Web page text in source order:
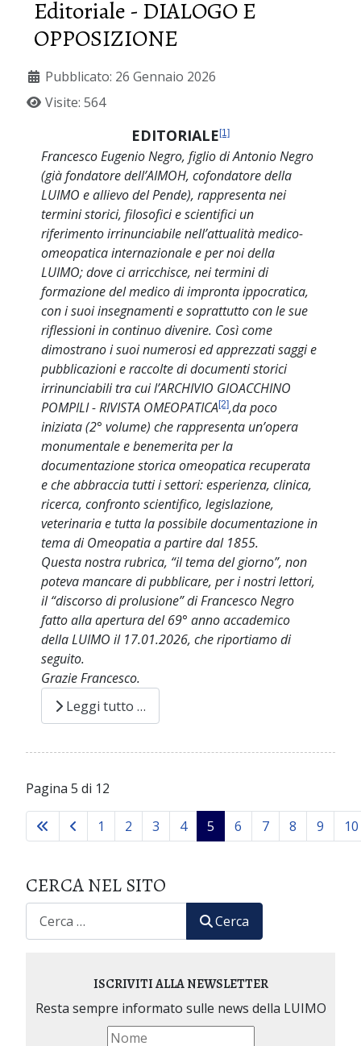
Editoriale - DIALOGO E
OPPOSIZIONE
Pubblicato: 26 Gennaio 2026
Visite: 564
EDITORIALE [1]
Francesco Eugenio Negro, figlio di Antonio Negro
(già fondatore dell’AIMOH, cofondatore della
LUIMO e allievo del Pende), rappresenta nei
termini storici, filosofici e scientifici un
riferimento irrinunciabile nell’attualità medico-
omeopatica internazionale e per noi della
LUIMO; dove ci arricchisce, nei termini di
formazione del medico di impronta ippocratica,
con i suoi insegnamenti e soprattutto con le sue
riflessioni in continuo divenire. Così come
dimostrano i suoi numerosi ed apprezzati saggi e
pubblicazioni e raccolte di documenti storici
irrinunciabili tra cui l’ARCHIVIO GIOACCHINO
POMPILI - RIVISTA OMEOPATICA[2],da poco
iniziata (2° volume) che rappresenta un’opera
monumentale e benemerita per la
documentazione storica omeopatica recuperata
e che abbraccia tutti i settori: esperienza, clinica,
ricerca, confronto scientifico, legislazione,
veterinaria e tutta la possibile documentazione in
tema di Omeopatia a partire dal 1855.
Questa nostra rubrica, “il tema del giorno”, non
poteva mancare di pubblicare, per i nostri lettori,
il “discorso di prolusione” di Francesco Negro
fatto alla apertura del 69° anno accademico
della LUIMO il 17.01.2026, che riportiamo di
seguito.
Grazie Francesco.
Leggi tutto …
Pagina 5 di 12
1 2 3 4 5 6 7 8 9 10
CERCA NEL SITO
Cerca
ISCRIVITI ALLA NEWSLETTER
Resta sempre informato sulle news della LUIMO